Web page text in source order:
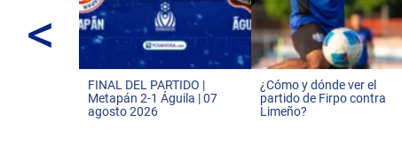
<
FINAL DEL PARTIDO |
Metapán 2-1 Águila | 07
agosto 2026
¿Cómo y dónde ver el
partido de Firpo contra
Limeño?